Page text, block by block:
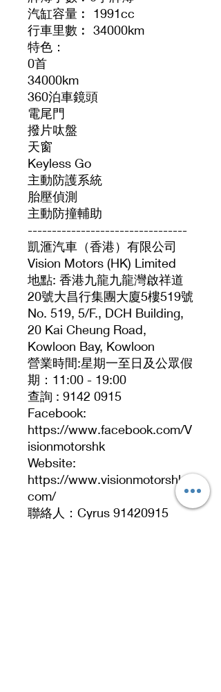
汽缸容量︰ 1991cc
行車里數︰ 34000km
特色：
0首
34000km
360泊車鏡頭
電尾門
撥片呔盤
天窗
Keyless Go
主動防護系統
胎壓偵測
主動防撞輔助
---------------------------------
凱滙汽車（香港）有限公司
Vision Motors (HK) Limited
地點: 香港九龍九龍灣啟祥道
20號大昌行集團大廈5樓519號
No. 519, 5/F., DCH Building,
20 Kai Cheung Road,
Kowloon Bay, Kowloon
營業時間:星期一至日及公眾假
期：11:00 - 19:00
查詢 : 9142 0915
Facebook:
https://www.facebook.com/V
isionmotorshk
Website:
https://www.visionmotorshk.
com/
聯絡人：Cyrus 91420915